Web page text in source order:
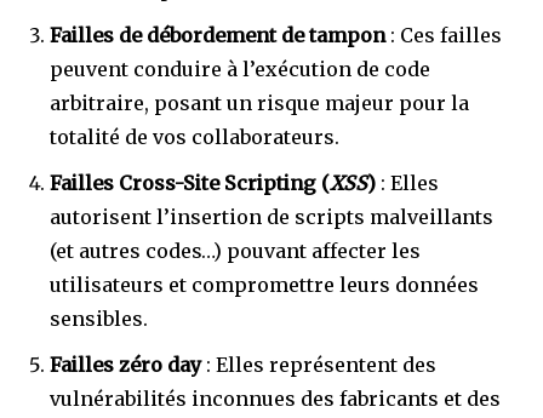
Failles de débordement de tampon: Ces failles
peuvent conduire à l’exécution de code
arbitraire, posant un risque majeur pour la
totalité de vos collaborateurs.
Failles Cross-Site Scripting (XSS) : Elles
autorisent l’insertion de scripts malveillants
(et autres codes…) pouvant affecter les
utilisateurs et compromettre leurs données
sensibles.
Failles zéro day: Elles représentent des
vulnérabilités inconnues des fabricants et des